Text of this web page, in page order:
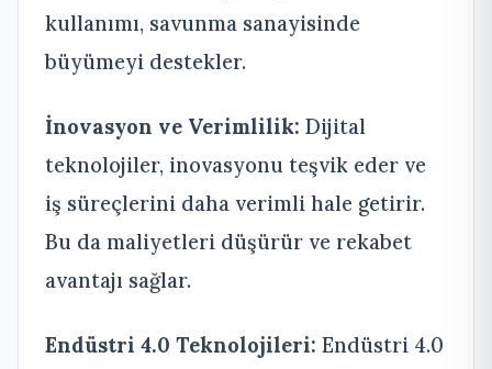
kullanımı, savunma sanayisinde
büyümeyi destekler.
İnovasyon ve Verimlilik: Dijital
teknolojiler, inovasyonu teşvik eder ve
iş süreçlerini daha verimli hale getirir.
Bu da maliyetleri düşürür ve rekabet
avantajı sağlar.
Endüstri 4.0 Teknolojileri: Endüstri 4.0